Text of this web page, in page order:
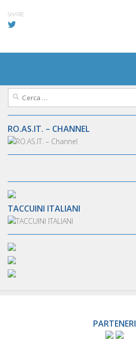
SHARE
Ricerca
RO.AS.IT. – CHANNEL
TACCUINI ITALIANI
PARTENERI